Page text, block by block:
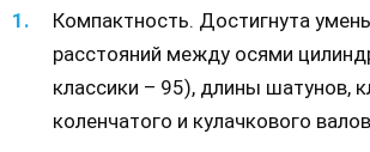
Компактность. Достигнута
расстояний между осями
классики – 95), длины шатунов,
коленчатого и кулачкового